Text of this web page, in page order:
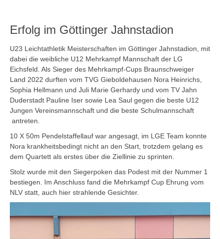
Erfolg im Göttinger Jahnstadion
U23 Leichtathletik Meisterschaften im Göttinger Jahnstadion, mit
dabei die weibliche U12 Mehrkampf Mannschaft der LG
Eichsfeld. Als Sieger des Mehrkampf-Cups Braunschweiger
Land 2022 durften vom TVG Gieboldehausen Nora Heinrichs,
Sophia Hellmann und Juli Marie Gerhardy und vom TV Jahn
Duderstadt Pauline Iser sowie Lea Saul gegen die beste U12
Jungen Vereinsmannschaft und die beste Schulmannschaft
antreten.
10 X 50m Pendelstaffellauf war angesagt, im LGE Team konnte
Nora krankheitsbedingt nicht an den Start, trotzdem gelang es
dem Quartett als erstes über die Ziellinie zu sprinten.
Stolz wurde mit den Siegerpoken das Podest mit der Nummer 1
bestiegen. Im Anschluss fand die Mehrkampf Cup Ehrung vom
NLV statt, auch hier strahlende Gesichter.